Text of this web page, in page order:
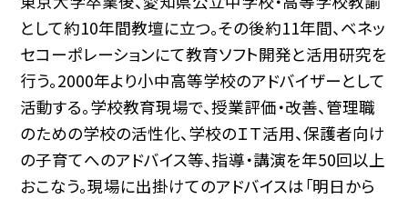
として約10年間教壇に立つ。その後約11年間、ベネッ
セコーポレーションにて教育ソフト開発と活用研究を
行う。2000年より小中高等学校のアドバイザーとして
活動する。学校教育現場で、授業評価・改善、管理職
のための学校の活性化、学校のＩＴ活用、保護者向け
の子育てへのアドバイス等、指導・講演を年50回以上
おこなう。現場に出掛けてのアドバイスは「明日から